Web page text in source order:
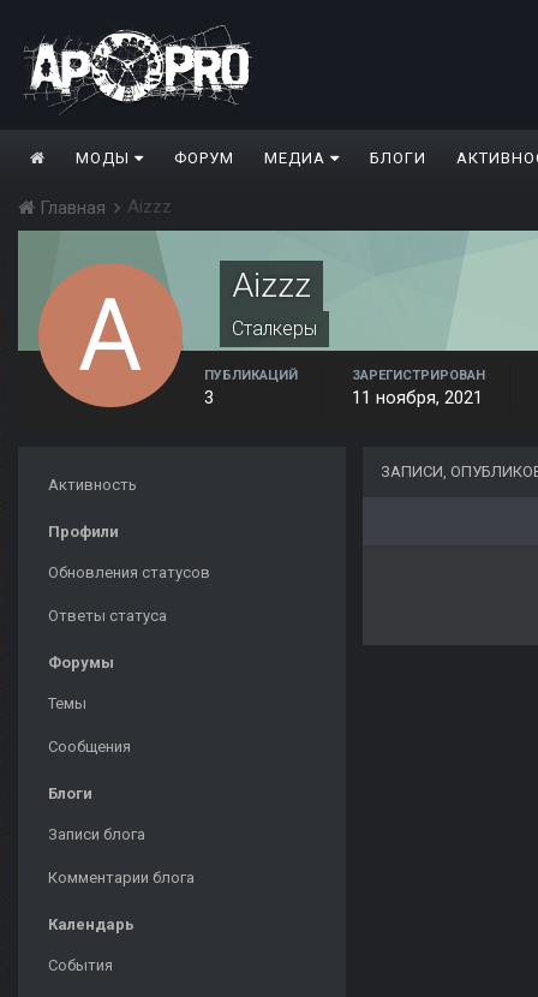
МОДЫ ФОРУМ МЕДИА БЛОГИ
Главная Aizzz
Aizzz
Сталкеры
ПУБЛИКАЦИЙ
3
ЗАРЕГИСТРИРОВАН
11 ноября, 2021
Активность
Профили
Обновления статусов
Ответы статуса
Форумы
Темы
Сообщения
Блоги
Записи блога
Комментарии блога
Календарь
События
ЗАПИСИ,